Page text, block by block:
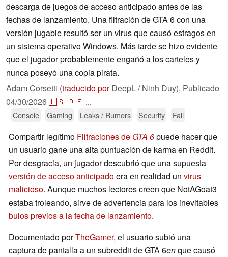
descarga de juegos de acceso anticipado antes de las
fechas de lanzamiento. Una filtración de GTA 6 con una
versión jugable resultó ser un virus que causó estragos en
un sistema operativo Windows. Más tarde se hizo evidente
que el jugador probablemente engañó a los carteles y
nunca poseyó una copia pirata.
Adam Corsetti (traducido porDeepL / Ninh Duy), Publicado
04/30/2026🇺🇸🇩🇪 ...
Console Gaming Leaks / Rumors Security Fail
Compartir legítimo Filtraciones de GTA 6puede hacer que
un usuario gane una alta puntuación de karma en Reddit.
Por desgracia, un jugador descubrió que una supuesta
versión de acceso anticipadoera en realidad un virus
malicioso. Aunque muchos lectores creen que NotAGoat3
estaba troleando, sirve de advertencia para los inevitables
bulos previos a la fecha de lanzamiento.
Documentado porTheGamer, el usuario subió una
captura de pantalla a un subreddit de GTA 6enque causó